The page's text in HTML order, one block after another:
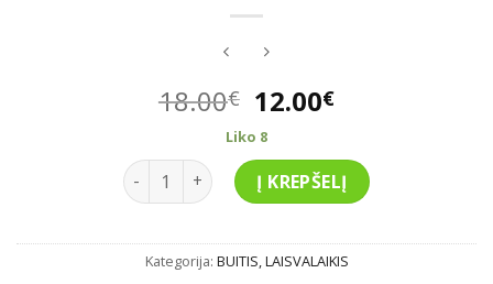
18.00€ Original
price
was:
18.00€.
12.00€Current
is:
12.00€.
Liko 8
produkto kiekis: Metalinis antgalis fugavimo
Į KREPŠELĮ
Kategorija: BUITIS, LAISVALAIKIS